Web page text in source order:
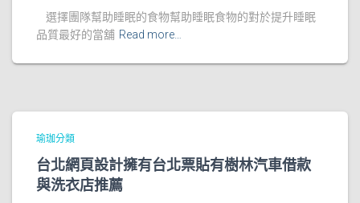
選擇團隊幫助睡眠的食物幫助睡眠食物的對於提升睡眠
品質最好的當舖 Read more…
瑜珈分類
台北網頁設計擁有台北票貼有樹林汽車借款
與洗衣店推薦